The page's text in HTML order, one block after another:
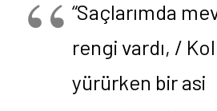
“Saçlarımda
rengi vardı, /
yürürken bir asi